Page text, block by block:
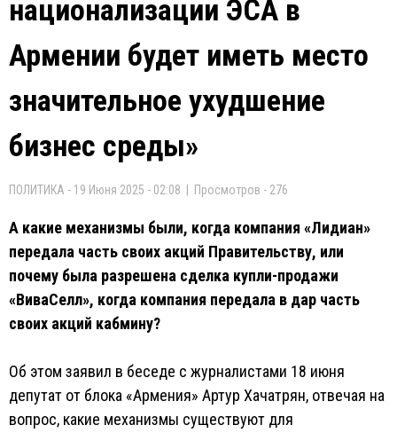
национализации ЭСА в
Армении будет иметь место
значительное ухудшение
бизнес среды»
ПОЛИТИКА - 19 Июня 2025 - 02:08 | Просмотров - 276
А какие механизмы были, когда компания «Лидиан»
передала часть своих акций Правительству, или
почему была разрешена сделка купли-продажи
«ВиваСелл», когда компания передала в дар часть
своих акций кабмину?
Об этом заявил в беседе с журналистами 18 июня
депутат от блока «Армения» Артур Хачатрян, отвечая на
вопрос, какие механизмы существуют для